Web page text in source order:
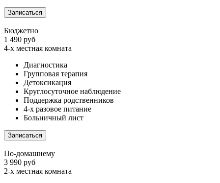
Записаться
Бюджетно
1 490 руб
4-х местная комната
Диагностика
Групповая терапия
Детоксикация
Круглосуточное наблюдение
Поддержка родственников
4-х разовое питание
Больничный лист
Записаться
По-домашнему
3 990 руб
2-х местная комната